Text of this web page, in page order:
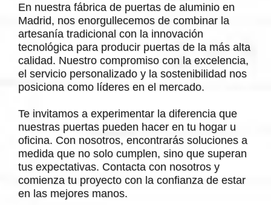
En nuestra fábrica de puertas de aluminio en
Madrid, nos enorgullecemos de combinar la
artesanía tradicional con la innovación
tecnológica para producir puertas de la más alta
calidad. Nuestro compromiso con la excelencia,
el servicio personalizado y la sostenibilidad nos
posiciona como líderes en el mercado.
Te invitamos a experimentar la diferencia que
nuestras puertas pueden hacer en tu hogar u
oficina. Con nosotros, encontrarás soluciones a
medida que no solo cumplen, sino que superan
tus expectativas. Contacta con nosotros y
comienza tu proyecto con la confianza de estar
en las mejores manos.